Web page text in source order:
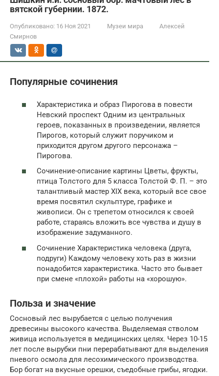
вятской губернии. 1872.
Опубликовано: 16 Ноя 2021 Музеи мира
Алексей
Смирнов
Популярные сочинения
Характеристика и образ Пирогова в повести
Невский проспект Одним из центральных
героев, показанных в произведении, является
Пирогов, который служит поручиком и
приходится другом другого персонажа –
Пирогова.
Сочинение-описание картины Цветы, фрукты,
птица Толстого для 5 класса Толстой Ф. П. – это
талантливый мастер ХIХ века, который все свое
время посвятил скульптуре, графике и
живописи. Он с трепетом относился к своей
работе, стараясь вложить все чувства и душу в
изображение задуманного.
Сочинение Характеристика человека (друга,
подруги) Каждому человеку хоть раз в жизни
понадобится характеристика. Часто это бывает
при смене «плохой» работы на «хорошую».
Польза и значение
Сосновый лес вырубается с целью получения
древесины высокого качества. Выделяемая стволом
живица используется в медицинских целях. Через 10-15
лет после вырубки пни перерабатывают для выделения
пневого осмола для лесохимического производства.
Бор богат на вкусные орешки, съедобные грибы, ягодки.